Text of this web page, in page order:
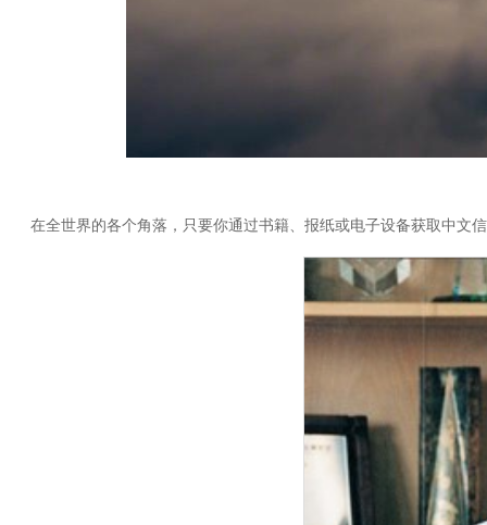
在全世界的各个角落，只要你通过书籍、报纸或电子设备获取中文